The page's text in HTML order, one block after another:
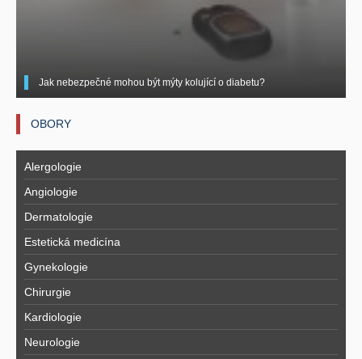
Jak nebezpečné mohou být mýty kolující o diabetu?
OBORY
Alergologie
Angiologie
Dermatologie
Estetická medicína
Gynekologie
Chirurgie
Kardiologie
Neurologie